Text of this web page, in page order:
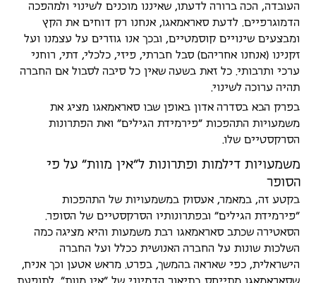
העובדה, הכה ברורה לדעתו, שאיננו מוכנים לשינוי ולמהפכה
הדמוגרפיים. לדעת סאראמאגו, אנחנו רק דוחים את הקץ
ומבצעים שינויים קוסמטיים, ובכך אנו גוזרים על עצמנו ועל
זקנינו (אנחנו אחריהם) סבל חברתי, פיזי, כלכלי, דתי, רוחני
ערכי ותרבותי. כל זאת בשעה שאין כל סיבה לסבול אם החברה
תהיה ערוכה לשינוי.
בפרק הבא בסדרה אדון באופן שבו סאראמאגו מציג את
משמעויות התהפכות "פירמידת הגילים" ואת הפתרונות
הסרקסטיים שלו.
משמעויות דילמות ופתרונות ל"אין מוות" על פי
הסופר
בקטע זה, במאמר, אעסוק במשמעויות של התהפכות
"פירמידת הגילים" ובפתרונותיו הסרקסטיים של הסופר.
הסאטירה שכתב סאראמאגו רבת משמעות והיא מציגה כמה
השלכות שונות על החברה האנושית ככלל ועל החברה
הישראלית, כפי שאראה בהמשך, בפרט. מראש אטען וכך אניח,